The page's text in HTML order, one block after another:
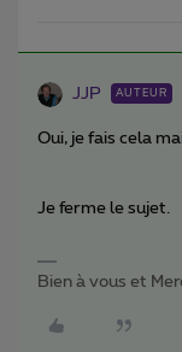
JJP AUTEUR
Oui, je fais cela
Je ferme le sujet.
Bien à vous et